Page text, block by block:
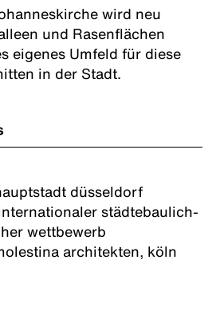
wird neu
und Rasenflächen
eigenes Umfeld für diese
in der Stadt.
düsseldorf
städtebaulich-
wettbewerb
architekten, köln